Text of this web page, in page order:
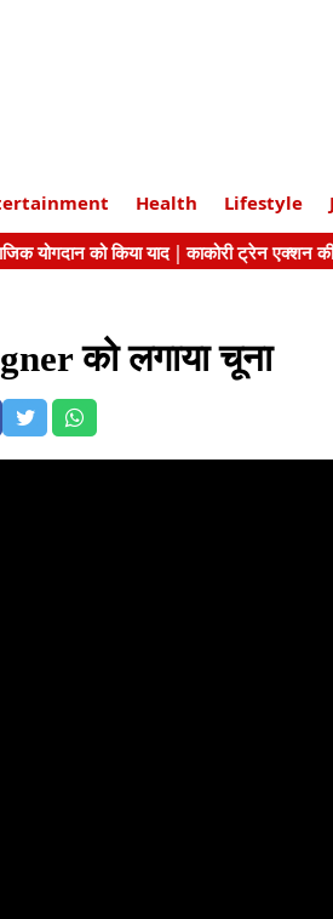
Health Lifestyle
को लगाया चूना